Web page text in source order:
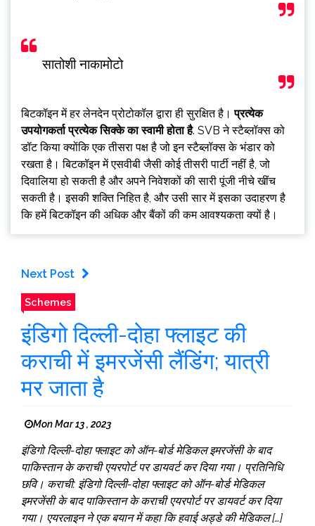
सातोशी नाकामोटो
बिटकॉइन में हर लेनदेन प्रोटोकॉल द्वारा ही सुरक्षित है।प्रत्येक
उपयोगकर्ता प्रत्येक सिक्के का स्वामी होता है. SVB ने स्टैब्लॉक्स को
डॉट किया क्योंकि एक तीसरा पक्ष है जो इन स्टैब्लॉक्स के भंडार को
रखता है। बिटकॉइन में एसवीबी जैसी कोई तीसरी पार्टी नहीं है, जो
दिवालिया हो सकती है और अपने निवेशकों की सारी पूंजी नीचे खींच
सकती है। इसकी शक्ति निहित है, और उसी सार में इसका उदाहरण है
कि हमें बिटकॉइन की अधिक और बैंकों की कम आवश्यकता क्यों है।
Next Post
Schemes
इंडिगो दिल्ली-दोहा फ्लाइट की
कराची में इमरजेंसी लैंडिंग; यात्री
मर जाता है
Mon Mar 13 , 2023
इंडिगो दिल्ली-दोहा फ्लाइट को ऑन-बोर्ड मेडिकल इमरजेंसी के बाद
पाकिस्तान के कराची एयरपोर्ट पर डायवर्ट कर दिया गया। प्रतिनिधि
छवि। कराची: इंडिगो दिल्ली-दोहा फ्लाइट को ऑन-बोर्ड मेडिकल
इमरजेंसी के बाद पाकिस्तान के कराची एयरपोर्ट पर डायवर्ट कर दिया
गया। एयरलाइन ने एक बयान में कहा कि हवाई अड्डे की मेडिकल […]